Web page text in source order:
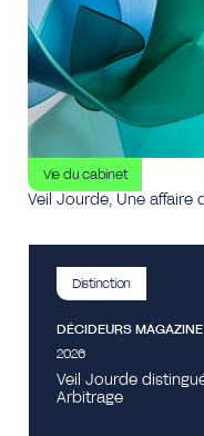
Vie du cabinet
Veil Jourde, Une affaire
Distinction
DÉCIDEURS
2026
Veil Jourde
Arbitrage